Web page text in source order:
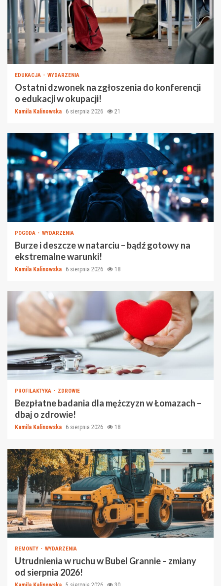
EDUKACJA WYDARZENIA
Ostatni dzwonek na zgłoszenia do konferencji
o edukacji w okupacji!
Kamila Kalinowska 6 sierpnia 2026 21
POGODA WYDARZENIA
Burze i deszcze w natarciu – bądź gotowy na
ekstremalne warunki!
Kamila Kalinowska 6 sierpnia 2026 18
PROFILAKTYKA ZDROWIE
Bezpłatne badania dla mężczyzn w Łomazach –
dbaj o zdrowie!
Kamila Kalinowska 6 sierpnia 2026 18
REMONTY WYDARZENIA
Utrudnienia w ruchu w Bubel Grannie – zmiany
od sierpnia 2026!